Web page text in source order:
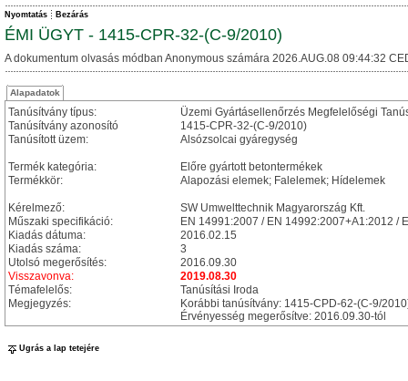
Nyomtatás Bezárás
ÉMI ÜGYT - 1415-CPR-32-(C-9/2010)
A dokumentum olvasás módban Anonymous számára 2026.AUG.08 09:44:32
Alapadatok
Tanúsítvány típus:
Üzemi Gyártásellenőrzés Megfelelőségi
Tanúsítvány azonosító
1415-CPR-32-(C-9/2010)
Tanúsított üzem:
Alsózsolcai gyáregység
Termék kategória:
Előre gyártott betontermékek
Termékkör:
Alapozási elemek; Falelemek; Hídelemek
Kérelmező:
SW Umwelttechnik Magyarország Kft.
Műszaki specifikáció:
EN 14991:2007 / EN 14992:2007+A1:2012 /
Kiadás dátuma:
2016.02.15
Kiadás száma:
3
Utolsó megerősítés:
2016.09.30
Visszavonva:
2019.08.30
Témafelelős:
Tanúsítási Iroda
Megjegyzés:
Korábbi tanúsítvány: 1415-CPD-62-(C-9/
Érvényesség megerősítve: 2016.09.30-tól
Ugrás a lap tetejére